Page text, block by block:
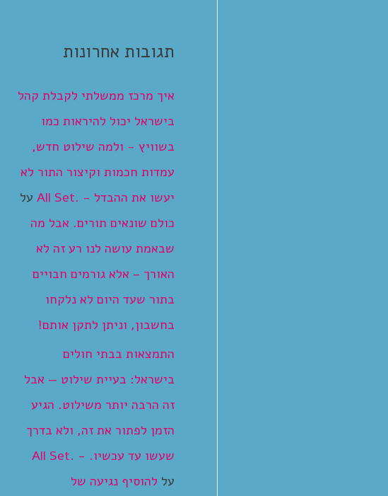
תגובות אחרונות
איך מרכז ממשלתי לקבלת קהל
בישראל יכול להיראות כמו
בשוויץ - ולמה שילוט חדש,
עמדות חכמות וקיצור התור לא
יעשו את ההבדל - .All Set
על
כולם שונאים תורים. אבל מה
שבאמת עושה לנו רע זה לא
האורך – אלא גורמים חבויים
בתור שעד היום לא נלקחו
בחשבון, וניתן לתקן אותם!
התמצאות בבתי חולים
בישראל: בעיית שילוט — אבל
זה הרבה יותר משילוט. הגיע
הזמן לפתור את זה, ולא בדרך
שעשו עד עכשיו. - .All Set
על להוסיף נגיעה של